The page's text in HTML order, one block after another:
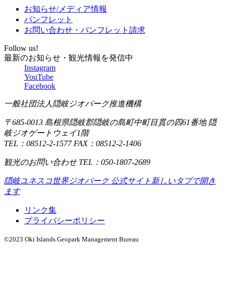
先本さ
んに、
心から
す。
松江や
境港に
て、海
を渡る
隠岐島
は時間
もかか
るの
で、ハ
が高い
と感じ
る方は
らデザ
で本当
同行の
ヨーロ
の親族
してい
まし
た。
る時
は、泊
まらせ
ていた
だきた
いで
す！
事にと
っても
満足で
ちなみ
い場が
で、タ
イミン
グに注
意で
お知らせ/メディア情報
パンフレット
お問い合わせ・パンフレット請求
Follow us!
最新のお知らせ・観光情報を発信中
Instagram
YouTube
Facebook
一般社団法人隠岐ジオパーク推進機構
〒685-0013 島根県隠岐郡隠岐の島町中町目貫の四61番地 隠
岐ジオゲートウェイ1階
TEL：08512-2-1577 FAX：08512-2-1406
観光のお問い合わせ TEL：050-1807-2689
隠岐ユネスコ世界ジオパーク 公式サイト 新しいタブで開き
ます
リンク集
プライバシーポリシー
©2023 Oki Islands Geopark Management Bureau